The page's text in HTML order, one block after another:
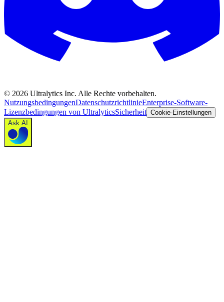
© 2026 Ultralytics Inc. Alle Rechte vorbehalten.
NutzungsbedingungenDatenschutzrichtlinieEnterprise-Software-
Lizenzbedingungen von UltralyticsSicherheit Cookie-Einstellungen
Ask AI